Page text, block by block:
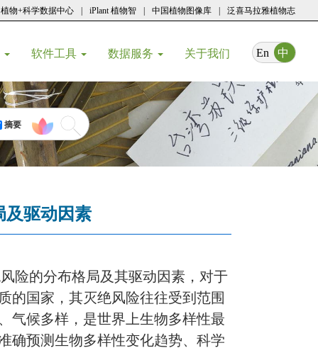
植物+科学数据中心 iPlant 植物智 中国植物图像库 泛喜马拉雅植物志
En 中
软件工具 数据服务 关于我们 (current)
摘要
及驱动因素
险的分布格局及其驱动因素，对于
的国家，其灭绝风险往往受到范围
气候多样，是世界上生物多样性最
确预测生物多样性变化趋势、科学